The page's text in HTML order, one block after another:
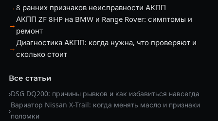
→8 ранних признаков неисправности АКПП
→
АКПП ZF 8HP на BMW и Range Rover: симптомы и
ремонт
→
Диагностика АКПП: когда нужна, что проверяют и
сколько стоит
Все статьи
›DSG DQ200: причины рывков и как избавиться навсегда
›
Вариатор Nissan X-Trail: когда менять масло и признаки
поломки